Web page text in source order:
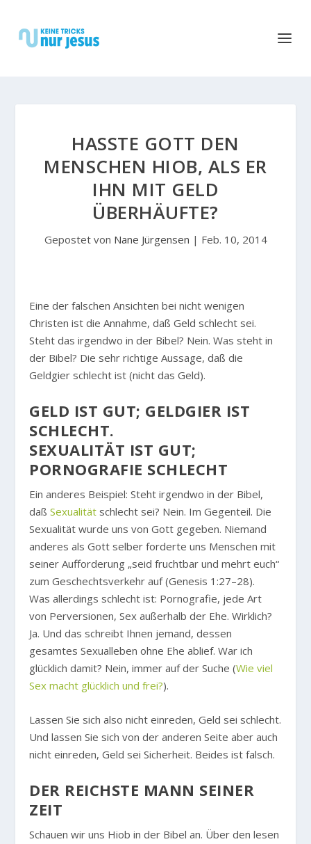
HASSTE GOTT DEN M
ENSCHEN HIOB, ALS ER I
HN MIT GELD Ü
BERHÄUFTE?
Gepostet von Nane Jürgensen | Feb. 10, 2014
Eine der falschen Ansichten bei nicht wenigen
Christen ist die Annahme, daß Geld schlecht sei.
Steht das irgendwo in der Bibel? Nein. Was steht in
der Bibel? Die sehr richtige Aussage, daß die
Geldgier schlecht ist (nicht das Geld).
GELD IST GUT; GELDGIER IST
SCHLECHT.
SEXUALITÄT IST GUT;
PORNOGRAFIE SCHLECHT
Ein anderes Beispiel: Steht irgendwo in der Bibel,
daßSexualität schlecht sei? Nein. Im Gegenteil. Die
Sexualität wurde uns von Gott gegeben. Niemand
anderes als Gott selber forderte uns Menschen mit
seiner Aufforderung „seid fruchtbar und mehrt euch“
zum Geschechtsverkehr auf (Genesis 1:27–28).
Was allerdings schlecht ist: Pornografie, jede Art
von Perversionen, Sex außerhalb der Ehe. Wirklich?
Ja. Und das schreibt Ihnen jemand, dessen
gesamtes Sexualleben ohne Ehe ablief. War ich
glücklich damit? Nein, immer auf der Suche (Wie viel
Sex macht glücklich und frei?).
Lassen Sie sich also nicht einreden, Geld sei schlecht.
Und lassen Sie sich von der anderen Seite aber auch
nicht einreden, Geld sei Sicherheit. Beides ist falsch.
DER REICHSTE MANN SEINER
ZEIT
Schauen wir uns Hiob in der Bibel an. Über den lesen